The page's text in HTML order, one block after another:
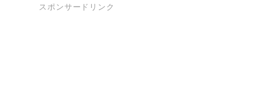
スポンサードリンク